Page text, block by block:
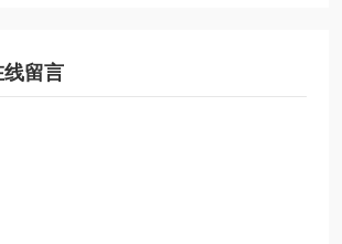
线留言